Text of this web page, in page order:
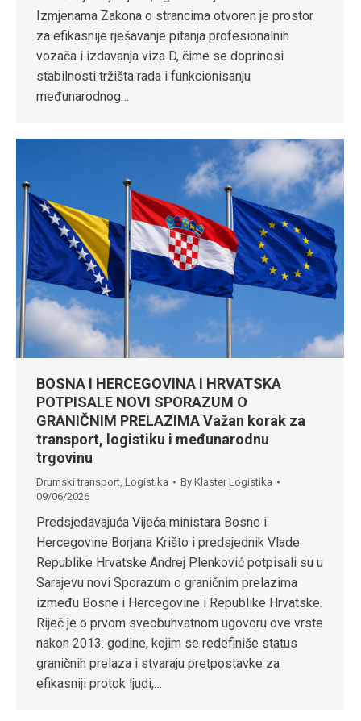
Izmjenama Zakona o strancima otvoren je prostor
za efikasnije rješavanje pitanja profesionalnih
vozača i izdavanja viza D, čime se doprinosi
stabilnosti tržišta rada i funkcionisanju
međunarodnog…
BOSNA I HERCEGOVINA I HRVATSKA
POTPISALE NOVI SPORAZUM O
GRANIČNIM PRELAZIMA Važan korak za
transport, logistiku i međunarodnu
trgovinu
Drumski transport Logistika By Klaster Logistika
09/06/2026
Predsjedavajuća Vijeća ministara Bosne i
Hercegovine Borjana Krišto i predsjednik Vlade
Republike Hrvatske Andrej Plenković potpisali su u
Sarajevu novi Sporazum o graničnim prelazima
između Bosne i Hercegovine i Republike Hrvatske.
Riječ je o prvom sveobuhvatnom ugovoru ove vrste
nakon 2013. godine, kojim se redefiniše status
graničnih prelaza i stvaraju pretpostavke za
efikasniji protok ljudi,…